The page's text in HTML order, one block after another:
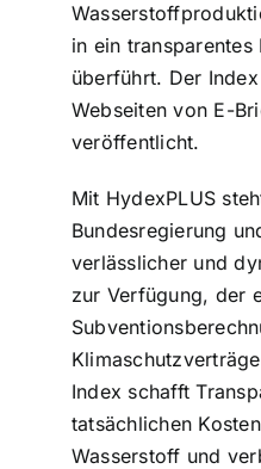
in ein transparentes
überführt. Der
Webseiten von E-
veröffentlicht.
Mit HydexPLUS
Bundesregierung
verlässlicher und
zur Verfügung, der
Index schafft
tatsächlichen
Wasserstoff und